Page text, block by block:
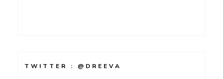
TWITTER : @DREEVA